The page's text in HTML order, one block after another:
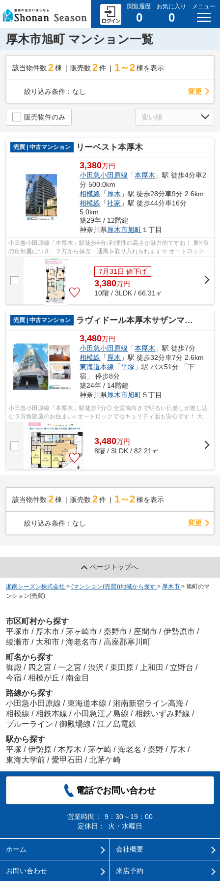
閲覧履歴
0
お気に入り
0
メニュー
厚木市旭町 マンション一覧
該当物件数 2棟 販売数 2 件 1～2 棟を表示
絞り込み条件： なし 変更
販売物件のみ
売買 | 中古マンション リーベスト本厚木
3,380万円
小田急小田原線 「本厚木 」駅 徒歩4分車2
分 500.0km
相模線 「厚木 」駅 徒歩28分車9分 2.6km
相模線 「社家 」駅 徒歩44分車16分
5.0km
築29年 / 12階建
神奈川県厚木市旭町１丁目
小田急小田原線「本厚木」駅徒歩4分♪利便性の高さが魅力的ですね！ 東×南
の角部屋につき、２方から採光・通風を取り入れられます☆ オートロックで
セキュリティ面も安心です！ 住んでい...
7月31日 値下げ
3,380万円
10階 / 3LDK / 66.31㎡
売買 | 中古マンション ラヴィドール本厚木サザンマーク
3,480万円
小田急小田原線 「本厚木 」駅 徒歩7分
相模線 「厚木 」駅 徒歩32分車7分 2.6km
東海道本線 「平塚 」駅 バス51分 「下
宿」 停歩8分
築24年 / 14階建
神奈川県厚木市旭町５丁目
小田急小田原線「本厚木」駅徒歩7分◎ 全室南向きで明るい日差しが差し込
む３方角部屋のお住まい♪ オートロックでセキュリティ面も安心です！ 大切
なペットと暮らすこともできますよ♪ ...
3,480万円
8階 / 3LDK / 82.21㎡
該当物件数 2棟 販売数 2 件 1～2 棟を表示
絞り込み条件： なし 変更
ページトップへ
湘南シーズン株式会社 > (マンション(売買))地域から探す > 厚木市 > 旭町のマ
ンション(売買)
市区町村から探す
平塚市 / 厚木市 / 茅ヶ崎市 / 秦野市 / 座間市 / 伊勢原市 /
綾瀬市 / 大和市 / 海老名市 / 高座郡寒川町
町名から探す
御殿 / 四之宮 / 一之宮 / 渋沢 / 東田原 / 上和田 / 立野台 /
今宿 / 相模が丘 / 南金目
路線から探す
小田急小田原線 / 東海道本線 / 湘南新宿ライン高海 /
相模線 / 相鉄本線 / 小田急江ノ島線 / 相鉄いずみ野線 /
ブルーライン / 御殿場線 / 江ノ島電鉄
駅から探す
平塚 / 伊勢原 / 本厚木 / 茅ケ崎 / 海老名 / 秦野 / 厚木 /
東海大学前 / 愛甲石田 / 北茅ケ崎
電話でお問い合わせ
営業時間：
9：30～19：00
定休日：
火・水曜日
ホーム 会社概要
お問い合わせ 来店予約